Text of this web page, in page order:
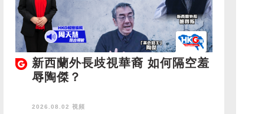
新西蘭外長歧視華裔 如何隔空羞
辱陶傑？
2026.08.02 視頻